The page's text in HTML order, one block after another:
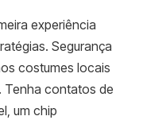
experiência
Segurança
costumes locais
Tenha contatos de
um chip